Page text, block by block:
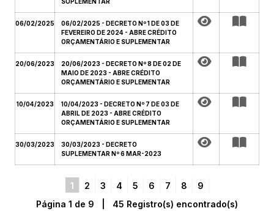
06/02/2025
06/02/2025 - DECRETO Nº 1 DE 03 DE
FEVEREIRO DE 2024 - ABRE CRÉDITO
ORÇAMENTÁRIO E SUPLEMENTAR
20/06/2023
20/06/2023 - DECRETO Nº 8 DE 02 DE
MAIO DE 2023 - ABRE CRÉDITO
ORÇAMENTÁRIO E SUPLEMENTAR
10/04/2023
10/04/2023 - DECRETO Nº 7 DE 03 DE
ABRIL DE 2023 - ABRE CRÉDITO
ORÇAMENTÁRIO E SUPLEMENTAR
30/03/2023
30/03/2023 - DECRETO
SUPLEMENTAR Nº 6 MAR-2023
1 2 3 4 5 6 7 8 9
Página 1 de 9 | 45 Registro(s) encontrado(s)